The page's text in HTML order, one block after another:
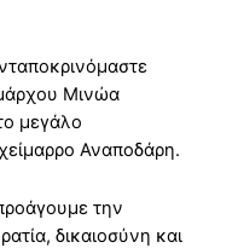
Μινώα
μεγάλο
Αναποδάρη.
την
δικαιοσύνη και